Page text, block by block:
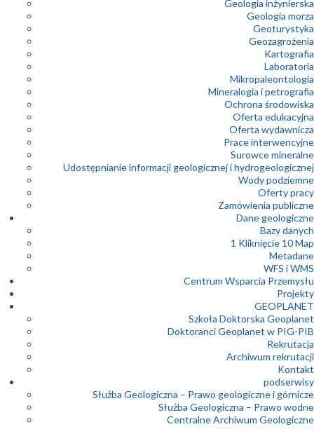
Geologia inżynierska
Geologia morza
Geoturystyka
Geozagrożenia
Kartografia
Laboratoria
Mikropaleontologia
Mineralogia i petrografia
Ochrona środowiska
Oferta edukacyjna
Oferta wydawnicza
Prace interwencyjne
Surowce mineralne
Udostępnianie informacji geologicznej i hydrogeologicznej
Wody podziemne
Oferty pracy
Zamówienia publiczne
Dane geologiczne
Bazy danych
1 Kliknięcie 10 Map
Metadane
WFS i WMS
Centrum Wsparcia Przemysłu
Projekty
GEOPLANET
Szkoła Doktorska Geoplanet
Doktoranci Geoplanet w PIG-PIB
Rekrutacja
Archiwum rekrutacji
Kontakt
podserwisy
Służba Geologiczna – Prawo geologiczne i górnicze
Służba Geologiczna – Prawo wodne
Centralne Archiwum Geologiczne